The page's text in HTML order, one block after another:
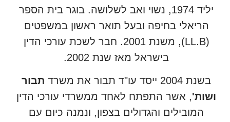
יליד 1974, נשוי ואב לשלושה. בוגר בית הספר
הריאלי בחיפה ובעל תואר ראשון במשפטים
(LL.B), משנת 2001. חבר לשכת עורכי הדין
בישראל מאז שנת 2002.
בשנת 2004 ייסד עו"ד תבור את משרד
תבור
ושות', אשר התפתח לאחד ממשרדי עורכי הדין
המובילים והגדולים בצפון, ונמנה כיום עם